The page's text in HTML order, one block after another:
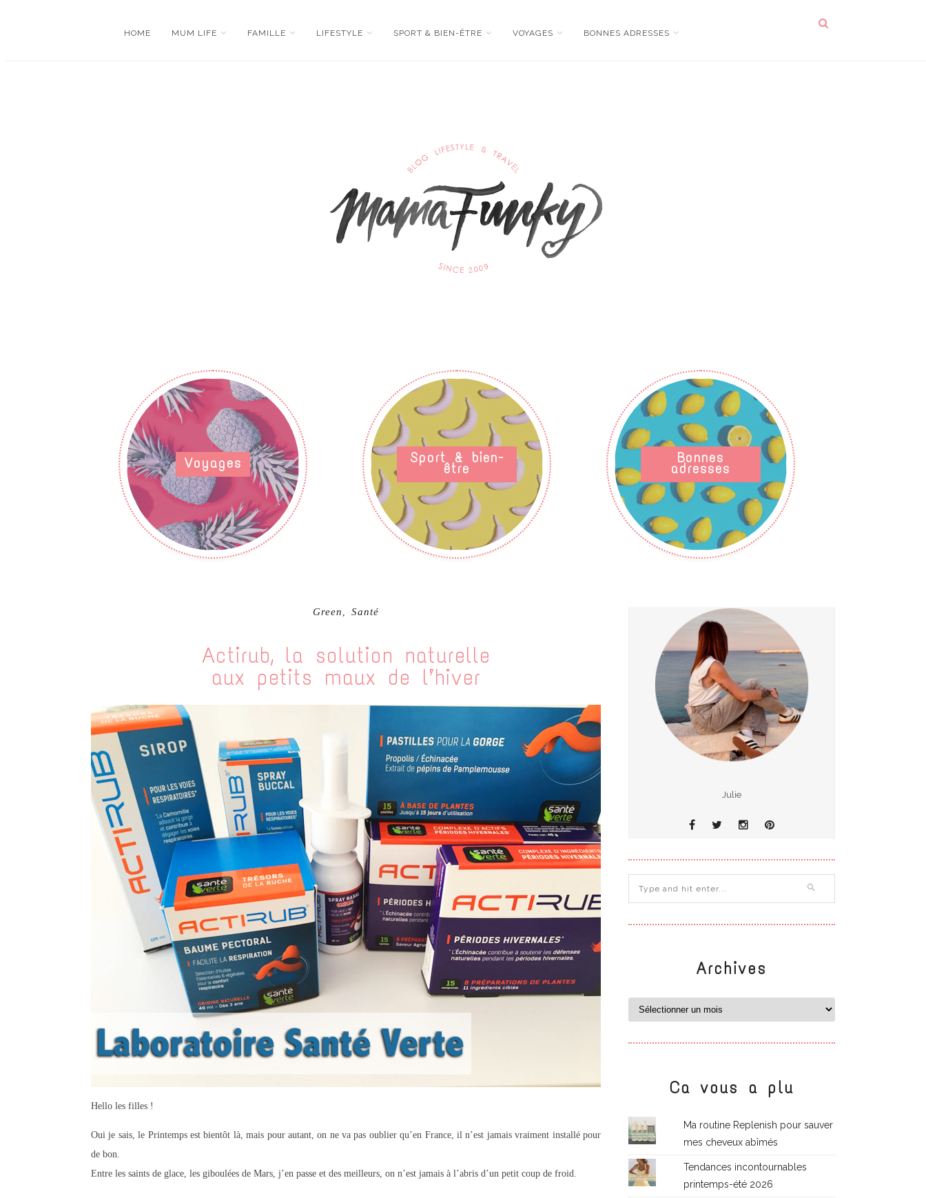
HOME MUM LIFE FAMILLE LIFESTYLE SPORT & BIEN-ÊTRE VOYAGES BONNES ADRESSES
Voyages Sport & bien-
être
Bonnes
adresses
Green Santé
Actirub, la solution naturelle
aux petits maux de l’hiver
Hello les filles !
Oui je sais, le Printemps est bientôt là, mais pour autant, on ne va pas oublier qu’en France, il n’est jamais vraiment installé pour
de bon.
Entre les saints de glace, les giboulées de Mars, j’en passe et des meilleurs, on n’est jamais à l’abris d’un petit coup de froid.
Julie
Archives
Ca vous a plu
Ma routine Replenish pour sauver
mes cheveux abîmés
Tendances incontournables
printemps-été 2026